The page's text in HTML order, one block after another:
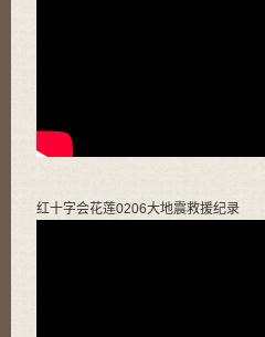
红十字会花莲0206大地震救援纪录